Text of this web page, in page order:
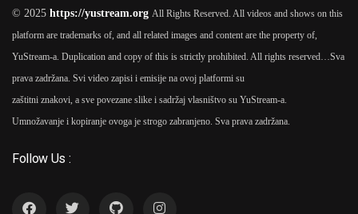
© 2025 https://yustream.org All Rights Reserved. All videos and shows on this
platform are trademarks of, and all related images and content are the property of,
YuStream-a. Duplication and copy of this is strictly prohibited. All rights reserved…Sva
prava zadržana. Svi video zapisi i emisije na ovoj platformi su
zaštitni znakovi, a sve povezane slike i sadržaj vlasništvo su YuStream-a.
Umnožavanje i kopiranje ovoga je strogo zabranjeno. Sva prava zadržana.
Follow Us :